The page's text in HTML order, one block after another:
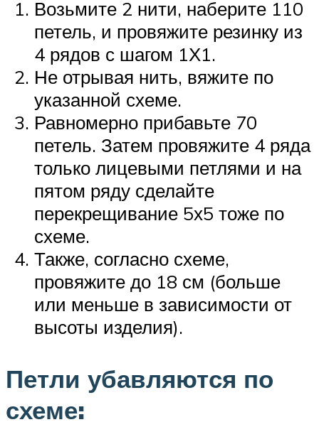
Возьмите 2 нити, наберите 110
петель, и провяжите резинку из
4 рядов с шагом 1Х1.
Не отрывая нить, вяжите по
указанной схеме.
Равномерно прибавьте 70
петель. Затем провяжите 4 ряда
только лицевыми петлями и на
пятом ряду сделайте
перекрещивание 5х5 тоже по
схеме.
Также, согласно схеме,
провяжите до 18 см (больше
или меньше в зависимости от
высоты изделия).
Петли убавляются по
схеме: